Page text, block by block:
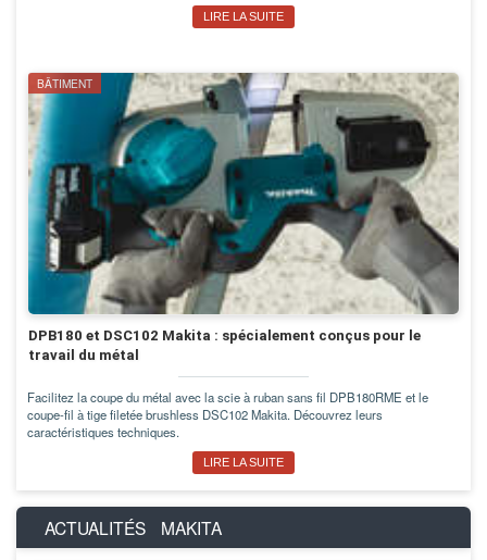
LIRE LA SUITE
BÂTIMENT
DPB180 et DSC102 Makita : spécialement conçus pour le
travail du métal
Facilitez la coupe du métal avec la scie à ruban sans fil DPB180RME et le
coupe-fil à tige filetée brushless DSC102 Makita. Découvrez leurs
caractéristiques techniques.
LIRE LA SUITE
ACTUALITÉS MAKITA